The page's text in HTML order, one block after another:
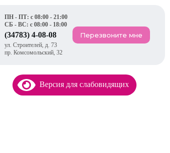
ПН - ПТ: с 08:00 - 21:00
СБ - ВС: с 08:00 - 18:00
(34783) 4-08-08
ул. Строителей, д. 73
пр. Комсомольский, 32
Перезвоните мне
Версия для слабовидящих